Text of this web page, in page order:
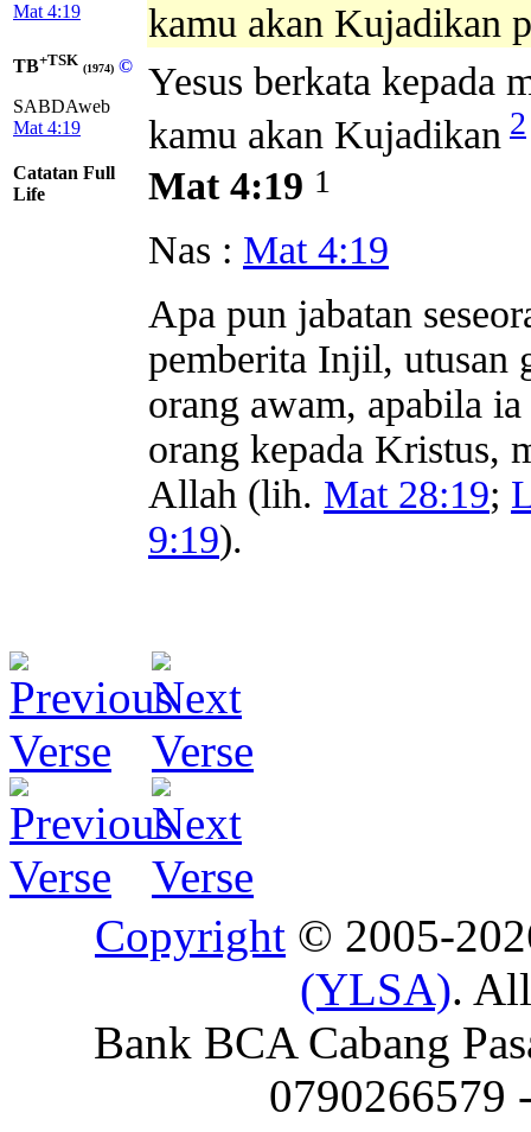
Mat 4:19 kamu akan Kujadikan
TB+TSK (1974) ©
SABDAweb
Mat 4:19
Yesus berkata kepada
kamu akan Kujadikan 2
Catatan Full
Life
Mat 4:19 1
Nas : Mat 4:19
Apa pun jabatan
pemberita Injil, utusan
orang awam, apabila
orang kepada Kristus,
Allah (lih. Mat 28:19;
9:19).
Copyright © 2005-
(YLSA).
Bank BCA Cabang
0790266579